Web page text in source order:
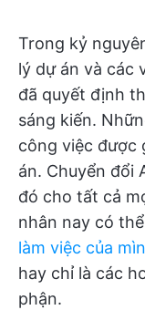
Trong kỷ
lý dự án và các
đã quyết định
sáng kiến.
công việc được
án. Chuyển đổi
đó cho tất cả
nhân nay có
làm việc của
hay chỉ là các
phận.